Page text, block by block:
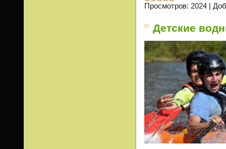
Просмотров: 2024 |
Детские